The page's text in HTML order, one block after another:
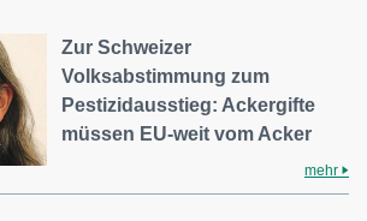
Zur Schweizer
Volksabstimmung zum
Pestizidausstieg: Ackergifte
müssen EU-weit vom Acker
mehr